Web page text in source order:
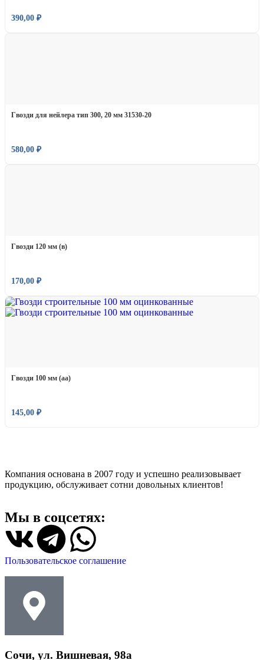
390,00 ₽
Гвозди для нейлера тип 300, 20 мм 31530-20
580,00 ₽
Гвозди 120 мм (в)
170,00 ₽
Гвозди 100 мм (аа)
145,00 ₽
Компания основана в 2007 году и успешно реализовывает
продукцию, обслуживает сотни довольных клиентов!
Мы в соцсетях:
Пользовательское соглашение
Сочи, ул. Вишневая, 98а